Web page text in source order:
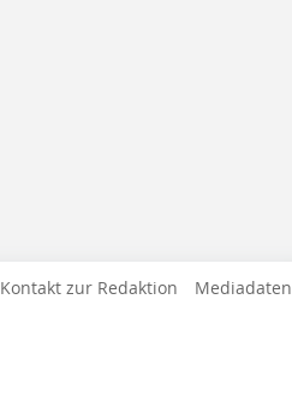
Kontakt zur Redaktion Mediadaten